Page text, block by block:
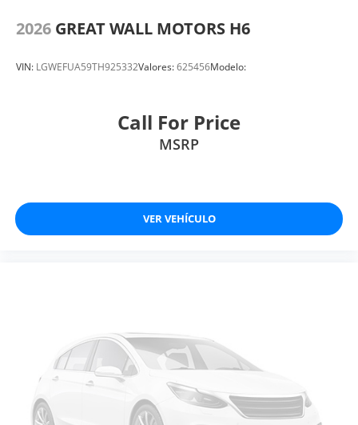
2026 GREAT WALL MOTORS H6
VIN: LGWEFUA59TH925332Valores:625456Modelo:
Call For Price
MSRP
VER VEHÍCULO